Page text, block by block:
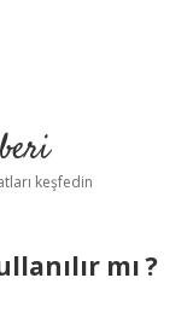
keşfedin
mı ?